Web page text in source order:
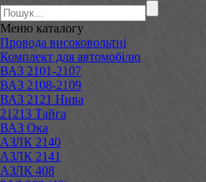
Меню каталогу
Провода високовольтні
Комплект для автомобілю
ВАЗ 2101-2107
ВАЗ 2108-2109
ВАЗ 2121 Нива
21213 Тайга
ВАЗ Ока
АЗЛК 2140
АЗЛК 2141
АЗЛК 408